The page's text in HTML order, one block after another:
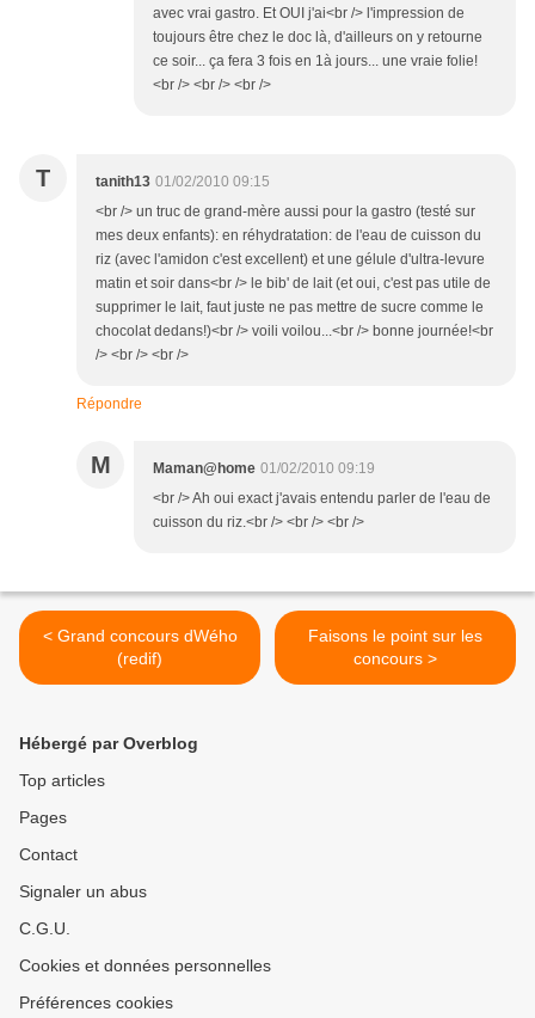
avec vrai gastro. Et OUI j'ai<br /> l'impression de
toujours être chez le doc là, d'ailleurs on y retourne
ce soir... ça fera 3 fois en 1à jours... une vraie folie!
<br /> <br /> <br />
T tanith13 01/02/2010 09:15
<br /> un truc de grand-mère aussi pour la gastro (testé sur
mes deux enfants): en réhydratation: de l'eau de cuisson du
riz (avec l'amidon c'est excellent) et une gélule d'ultra-levure
matin et soir dans<br /> le bib' de lait (et oui, c'est pas utile de
supprimer le lait, faut juste ne pas mettre de sucre comme le
chocolat dedans!)<br /> voili voilou...<br /> bonne journée!<br
/> <br /> <br />
Répondre
M Maman@home 01/02/2010 09:19
<br /> Ah oui exact j'avais entendu parler de l'eau de
cuisson du riz.<br /> <br /> <br />
< Grand concours dWého
(redif)
Faisons le point sur les
concours >
Hébergé par Overblog
Top articles
Pages
Contact
Signaler un abus
C.G.U.
Cookies et données personnelles
Préférences cookies